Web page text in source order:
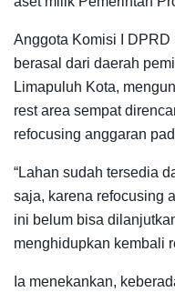
Anggota Komisi I DPRD
berasal dari daerah
Limapuluh Kota,
rest area sempat
refocusing anggaran
“Lahan sudah tersedia
saja, karena refocusing
ini belum bisa
menghidupkan kembali
Ia menekankan,